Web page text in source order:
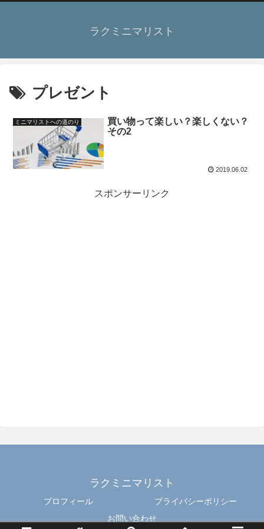
ラクミニマリスト
プレゼント
ミニマリストへの道のり
買い物って楽しい？楽しくない？
その2
2019.06.02
スポンサーリンク
ラクミニマリスト
プロフィール
プライバシーポリシー
お問い合わせ